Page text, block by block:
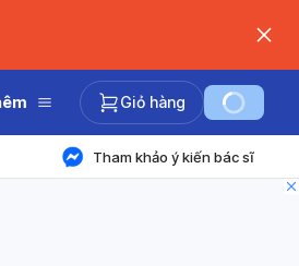
Giỏ hàng
Tham khảo ý kiến bác sĩ